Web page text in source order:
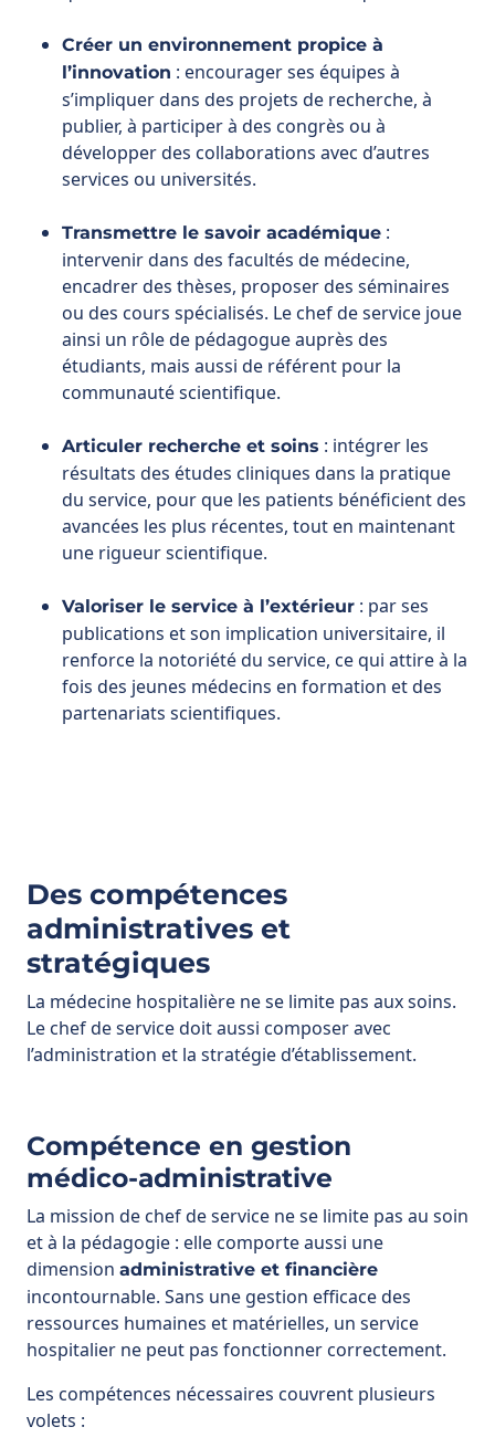
développer des collaborations avec d’autres
services ou universités.
Transmettre le savoir académique:
intervenir dans des facultés de médecine,
encadrer des thèses, proposer des séminaires
ainsi un rôle de pédagogue auprès des
étudiants, mais aussi de référent pour la
communauté scientifique.
Articuler recherche et soins: intégrer les
résultats des études cliniques dans la pratique
du service, pour que les patients bénéficient des
une rigueur scientifique.
Valoriser le service à l’extérieur: par ses
publications et son implication universitaire, il
renforce la notoriété du service, ce qui attire à la
partenariats scientifiques.
La médecine hospitalière ne se limite pas aux soins.
Le chef de service doit aussi composer avec
l’administration et la stratégie d’établissement.
Compétence en gestion
médico-administrative
et à la pédagogie : elle comporte aussi une
dimensionadministrative et financière
incontournable. Sans une gestion efficace des
ressources humaines et matérielles, un service
hospitalier ne peut pas fonctionner correctement.
Les compétences nécessaires couvrent plusieurs
volets :
Évaluation des besoins: analyser l’activité du
service (nombre de patients accueillis, type de
pathologies prises en charge, durée moyenne